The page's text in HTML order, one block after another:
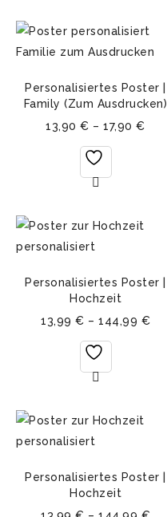
Personalisiertes Poster |
Family (Zum Ausdrucken)
13,90€ –17,90€
Personalisiertes Poster |
Hochzeit
13,99 € – 144,99 €
Personalisiertes Poster |
Hochzeit